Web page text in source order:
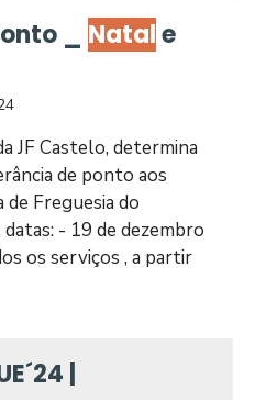
_ Natale
JF Castelo, determina
de ponto aos
Freguesia do
- 19 de dezembro
os serviços , a partir
|